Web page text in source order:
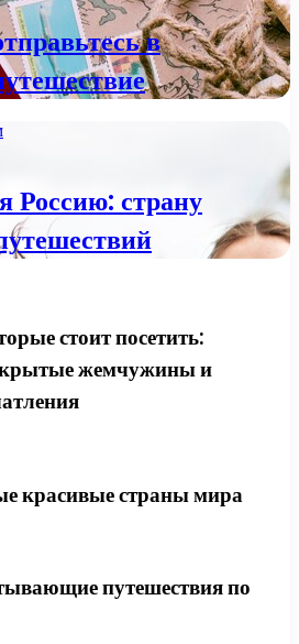
в
Россию: страну
стоит посетить:
жемчужины и
красивые страны мира
путешествия по